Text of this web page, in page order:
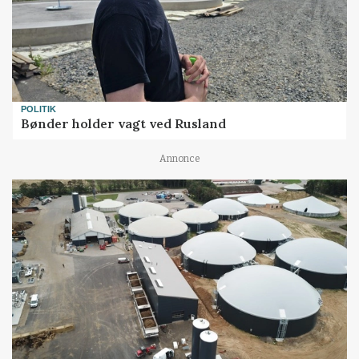
POLITIK
Bønder holder vagt ved Rusland
Annonce